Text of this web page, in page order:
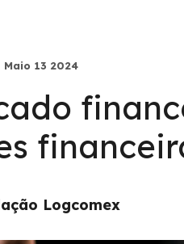
Maio 13 2024
Logcomex